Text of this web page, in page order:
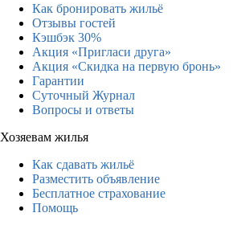
Как бронировать жильё
Отзывы гостей
Кэшбэк 30%
Акция «Пригласи друга»
Акция «Скидка на первую бронь»
Гарантии
Суточный Журнал
Вопросы и ответы
Хозяевам жилья
Как сдавать жильё
Разместить объявление
Бесплатное страхование
Помощь